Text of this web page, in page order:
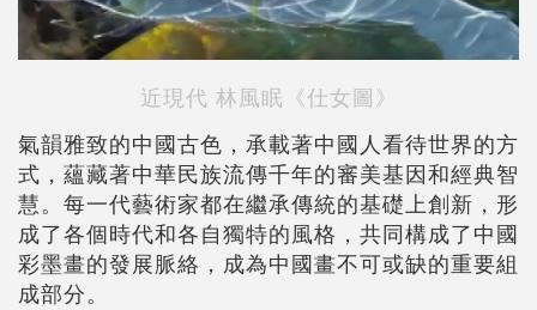
近現代 林風眠《仕女圖》
氣韻雅致的中國古色，承載著中國人看待世界的方
式，蘊藏著中華民族流傳千年的審美基因和經典智
慧。每一代藝術家都在繼承傳統的基礎上創新，形
成了各個時代和各自獨特的風格，共同構成了中國
彩墨畫的發展脈絡，成為中國畫不可或缺的重要組
成部分。